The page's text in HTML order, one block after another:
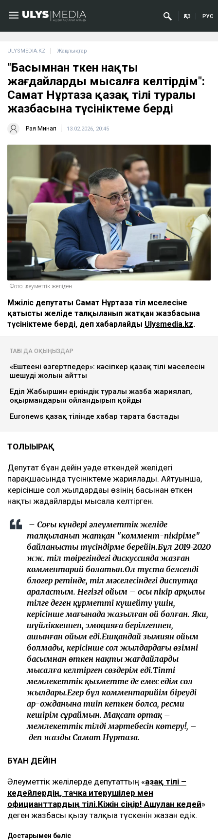
ҚАЗ РУС
ULYSMEDIA.KZ Жаңалықтар
"Басымнан өткен нақты
жағдайларды мысалға келтірдім":
Самат Нұртаза қазақ тілі туралы
жазбасына түсініктеме берді
Рая Минап 13.02.2026, 20:45
Фото: әлеуметтік желіден
Мәжіліс депутаты Самат Нұртаза тіл мәселесіне
қатысты желіде талқыланып жатқан жазбасына
түсініктеме берді, деп хабарлайды Ulysmedia.kz.
ТАҒЫ ДА ОҚЫҢЫЗДАР
«Ештеңені өзгертпеңдер»: кәсіпкер қазақ тілі мәселесін
шешудің жолын айтты
Еділ Жаңбыршин еркіндік туралы жазба жариялап,
оқырмандарын ойландырып қойды
Euronews қазақ тілінде хабар тарата бастады
ТОЛЫҒЫРАҚ
Депутат бұған дейін уәде еткендей желідегі
парақшасында түсініктеме жариялады. Айтуынша,
керісінше сол жылдардағы өзінің басынан өткен
нақты жағдайларды мысалға келтірген.
– Соңғы күндері әлеуметтік желіде
талқыланып жатқан "коммент-пікіріме"
байланысты түсіндірме берейін.Бұл 2019-2020
жж. тіл төңірегіндегі дискуссияда жазған
комментарий болатын.Ол тұста белсенді
блогер ретінде, тіл мәселесіндегі диспутқа
араластым. Негізгі ойым – осы пікір арқылы
тілге деген құрметті күшейту үшін,
керісінше мағынада жазылған ой болған. Яки,
шүйліккеннен, эмоцияға берілгеннен,
ашынған ойым еді.Ешқандай зымиян ойым
болмады, керісінше сол жылдардағы өзімнің
басымнан өткен нақты жағдайларды
мысалға келтірген сөздерім еді.Тіпті
мемлекеттік қызметте де емес едім сол
жылдары.Егер бұл комментарийім біреудің
ар-ожданына тиіп кеткен болса, ресми
кешірім сұраймын. Мақсат ортақ –
мемлекеттік тілдің мәртебесін көтеру!, –
деп жазды Самат Нұртаза.
БҰҒАН ДЕЙІН
Әлеуметтік желілерде депутаттың «Қазақ тілі –
кедейлердің, тачка итерушілер мен
официанттардың тілі.Кіжін сіңір! Ашулан кедей»
деген жазбасы қызу талқыға түскенін жазған едік.
Достарыңмен бөліс